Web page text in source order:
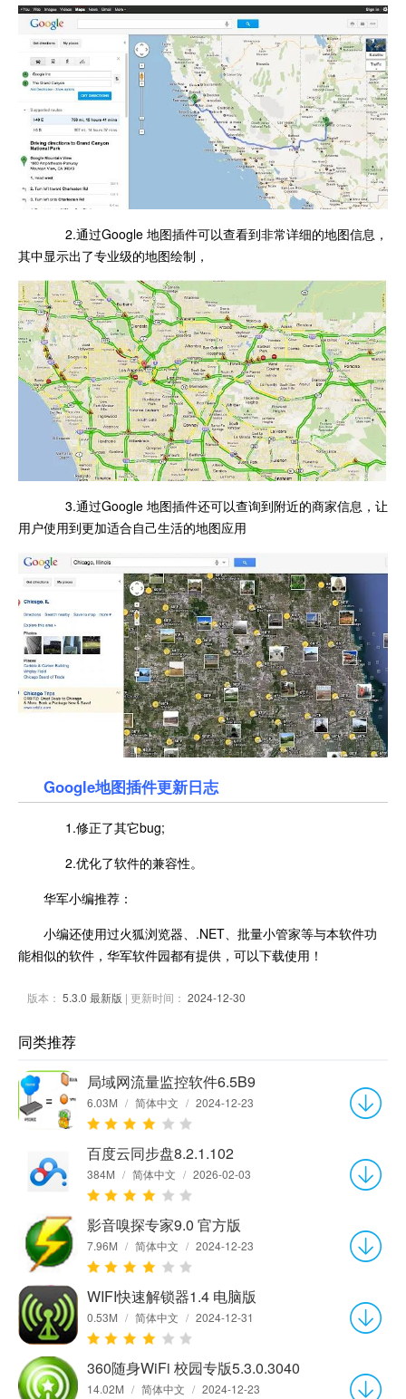
2.通过Google 地图插件可以查看到非常详细的地图信息，
其中显示出了专业级的地图绘制，
3.通过Google 地图插件还可以查询到附近的商家信息，让
用户使用到更加适合自己生活的地图应用
Google地图插件更新日志
1.修正了其它bug;
2.优化了软件的兼容性。
华军小编推荐：
小编还使用过火狐浏览器、.NET、批量小管家等与本软件功
能相似的软件，华军软件园都有提供，可以下载使用！
版本： 5.3.0 最新版 | 更新时间： 2024-12-30
同类推荐
局域网流量监控软件6.5B9
6.03M / 简体中文 / 2024-12-23
百度云同步盘8.2.1.102
384M / 简体中文 / 2026-02-03
影音嗅探专家9.0 官方版
7.96M / 简体中文 / 2024-12-23
WIFI快速解锁器1.4 电脑版
0.53M / 简体中文 / 2024-12-31
360随身WiFi 校园专版5.3.0.3040
14.02M / 简体中文 / 2024-12-23